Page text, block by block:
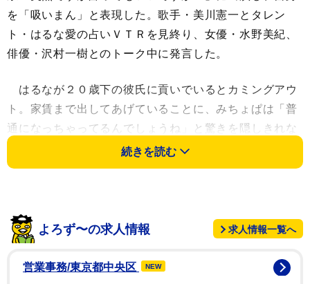
を「吸いまん」と表現した。歌手・美川憲一とタレン
ト・はるな愛の占いＶＴＲを見終り、女優・水野美紀、
俳優・沢村一樹とのトーク中に発言した。
はるなが２０歳下の彼氏に貢いでいるとカミングアウ
ト。家賃まで出してあげていることに、みちょぱは「普
通になっちゃってるんでしょうね」と驚きを隠しきれな
かった。「はるな愛さんは面倒を見るのが好きってこと
じゃないですか」と分析した。
沢村は、自身を指して「人の運を吸い取ってるなって思
う時がある」と明かした。みちょぱも続いて「わたしも
そうです。吸いまん」と発言した。
続きを読む
よろず〜の求人情報 求人情報一覧へ
営業事務/東京都中央区 NEW